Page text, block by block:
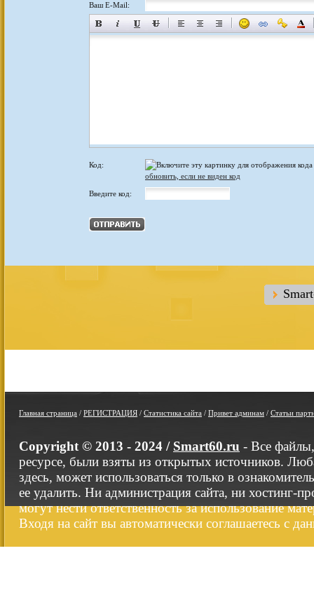
Ваш E-Mail:
Код:
обновить, если не виден код
Введите код:
Главная страница / РЕГИСТРАЦИЯ / Статистика сайта / Привет админам / Статьи
Copyright © 2013 - 2024 / Smart60.ru - Все
ресурсе, были взяты из открытых источников.
здесь, может использоваться только в
ее удалить. Ни администрация сайта, ни хостинг-
могут нести ответственность за использование
Входя на сайт вы автоматически соглашаетесь с